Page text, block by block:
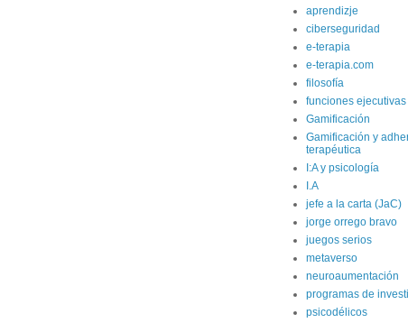
aprendizje
ciberseguridad
e-terapia
e-terapia.com
filosofía
funciones ejecutivas
Gamificación
Gamificación y
terapéutica
I:A y psicología
I.A
jefe a la carta (JaC)
jorge orrego bravo
juegos serios
metaverso
neuroaumentación
programas de
psicodélicos